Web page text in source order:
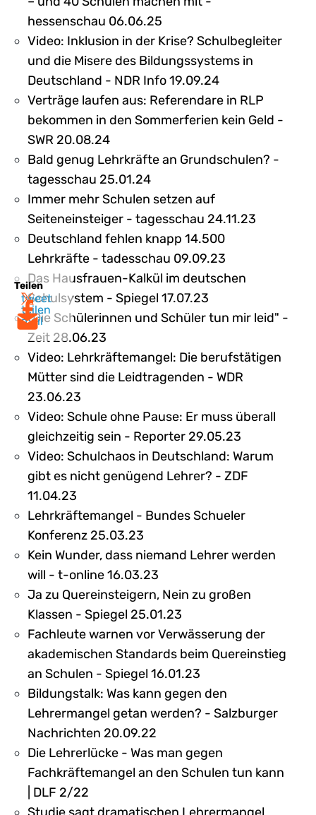
Teilen
tweet
teilen
mail
hessenschau 06.06.25
Video: Inklusion in der Krise? Schulbegleiter
und die Misere des Bildungssystems in
Deutschland - NDR Info 19.09.24
Verträge laufen aus: Referendare in RLP
bekommen in den Sommerferien kein Geld -
SWR 20.08.24
Bald genug Lehrkräfte an Grundschulen? -
tagesschau 25.01.24
Immer mehr Schulen setzen auf
Seiteneinsteiger - tagesschau 24.11.23
Deutschland fehlen knapp 14.500
Lehrkräfte - tadesschau 09.09.23
Das Hausfrauen-Kalkül im deutschen
Schulsystem - Spiegel 17.07.23
"Die Schülerinnen und Schüler tun mir leid" -
Zeit 28.06.23
Video: Lehrkräftemangel: Die berufstätigen
Mütter sind die Leidtragenden - WDR
23.06.23
Video: Schule ohne Pause: Er muss überall
gleichzeitig sein - Reporter 29.05.23
Video: Schulchaos in Deutschland: Warum
gibt es nicht genügend Lehrer? - ZDF
11.04.23
Lehrkräftemangel - Bundes Schueler
Konferenz 25.03.23
Kein Wunder, dass niemand Lehrer werden
will - t-online 16.03.23
Ja zu Quereinsteigern, Nein zu großen
Klassen - Spiegel 25.01.23
Fachleute warnen vor Verwässerung der
akademischen Standards beim Quereinstieg
an Schulen - Spiegel 16.01.23
Bildungstalk: Was kann gegen den
Lehrermangel getan werden? - Salzburger
Nachrichten 20.09.22
Die Lehrerlücke - Was man gegen
Fachkräftemangel an den Schulen tun kann
| DLF 2/22